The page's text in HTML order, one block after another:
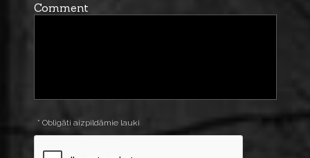
Comment
* Obligāti aizpildāmie lauki